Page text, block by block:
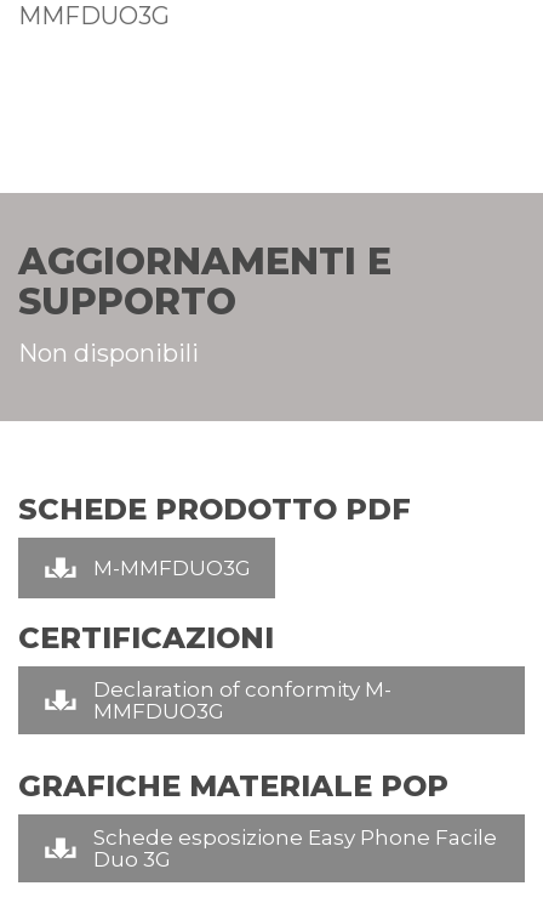
MMFDUO3G
AGGIORNAMENTI E
SUPPORTO
Non disponibili
SCHEDE PRODOTTO PDF
M-MMFDUO3G
CERTIFICAZIONI
Declaration of conformity M-
MMFDUO3G
GRAFICHE MATERIALE POP
Schede esposizione Easy Phone Facile
Duo 3G